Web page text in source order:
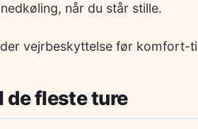
når du står stille.
vejrbeskyttelse før komfort-
de fleste ture